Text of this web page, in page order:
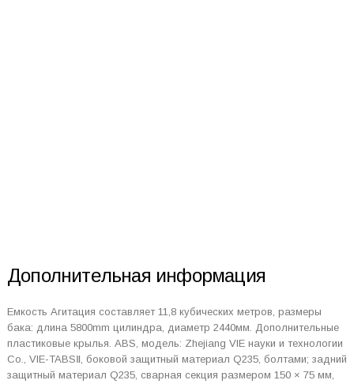
Дополнительная информация
Емкость Агитация составляет 11,8 кубических метров, размеры
бака: длина 5800mm цилиндра, диаметр 2440мм. Дополнительные
пластиковые крылья. ABS, модель: Zhejiang VIE науки и технологии
Co., VIE-TABSⅡ, боковой защитный материал Q235, болтами; задний
защитный материал Q235, сварная секция размером 150 × 75 мм,